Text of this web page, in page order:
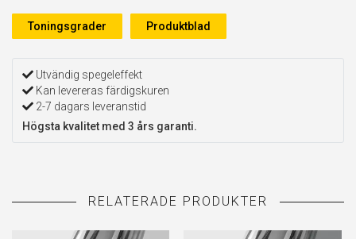
Toningsgrader Produktblad
Utvändig spegeleffekt
Kan levereras färdigskuren
2-7 dagars leveranstid
Högsta kvalitet med 3 års garanti.